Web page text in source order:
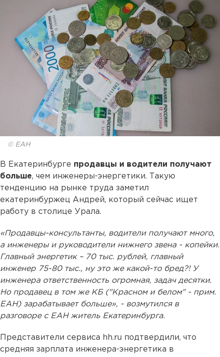
© ЕАН
В Екатеринбурге продавцы и водители получают
больше, чем инженеры-энергетики. Такую
тенденцию на рынке труда заметил
екатеринбуржец Андрей, который сейчас ищет
работу в столице Урала.
«Продавцы-консультанты, водители получают много,
а инженеры и руководители нижнего звена - копейки.
Главный энергетик – 70 тыс. рублей, главный
инженер 75-80 тыс., ну это же какой-то бред?! У
инженера ответственность огромная, задач десятки.
Но продавец в том же КБ ("Красном и белом" - прим.
ЕАН) зарабатывает больше», - возмутился в
разговоре с ЕАН житель Екатеринбурга.
Представители сервиса hh.ru подтвердили, что
средняя зарплата инженера-энергетика в